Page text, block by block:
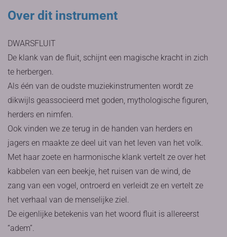
Over dit instrument
DWARSFLUIT
De klank van de fluit, schijnt een magische kracht in zich
te herbergen.
Als één van de oudste muziekinstrumenten wordt ze
dikwijls geassocieerd met goden, mythologische figuren,
herders en nimfen.
Ook vinden we ze terug in de handen van herders en
jagers en maakte ze deel uit van het leven van het volk.
Met haar zoete en harmonische klank vertelt ze over het
kabbelen van een beekje, het ruisen van de wind, de
zang van een vogel, ontroerd en verleidt ze en vertelt ze
het verhaal van de menselijke ziel.
De eigenlijke betekenis van het woord fluit is allereerst
“adem”.